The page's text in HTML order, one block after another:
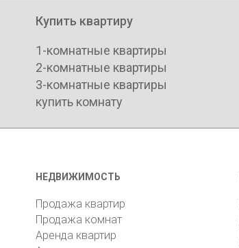
Купить квартиру
1-комнатные квартиры
2-комнатные квартиры
3-комнатные квартиры
купить комнату
НЕДВИЖИМОСТЬ
Продажа квартир
Продажа комнат
Аренда квартир